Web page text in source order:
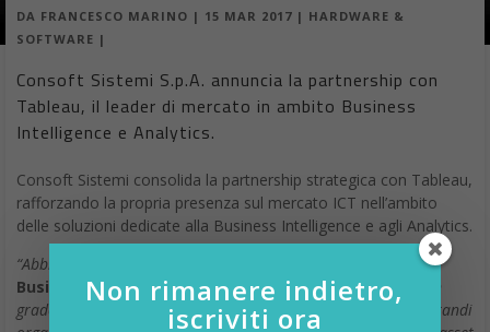
DA FRANCESCO MARINO | 15 MAR 2017 | HARDWARE &
SOFTWARE |
Consoft Sistemi S.p.A. annuncia la partnership con
Tableau, il leader di mercato in ambito Business
Intelligence e Analytics.
Consoft Sistemi consolida la partnership strategica con Tableau,
rafforzando la propria presenza sul mercato ICT nell’ambito
delle soluzioni dedicate alla Business Intelligence e agli Analytics.
“Abbiamo scelto Tableau
Business Unit Manager di Consoft Sistemi– perché è in
grado, con la propria suite di prodotti, di supportare le più grandi
Non rimanere indietro,
iscriviti ora